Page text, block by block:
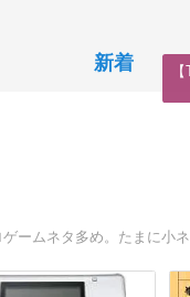
新着
ームネタ多め。たまに小ネ